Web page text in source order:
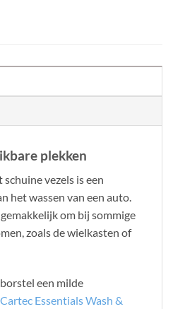
plekken
vezels is een
het wassen van een auto.
om bij sommige
zoals de wielkasten of
een milde
Cartec Essentials Wash &